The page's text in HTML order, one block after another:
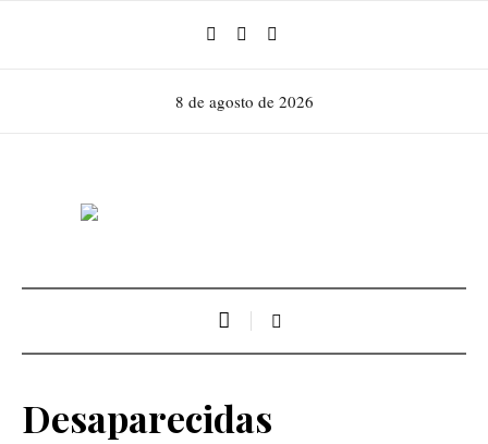
8 de agosto de 2026
Desaparecidas